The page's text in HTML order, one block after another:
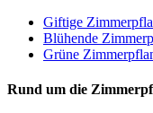
Giftige
Blühende
Grüne
Rund um die